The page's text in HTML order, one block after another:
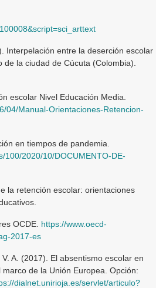
Interpelación entre la deserción escolar
la ciudad de Cúcuta (Colombia).
escolar Nivel Educación Media.
04/Manual-Orientaciones-Retencion-
en tiempos de pandemia.
100/2020/10/DOCUMENTO-DE-
la retención escolar: orientaciones
OCDE. https://www.oecd-
2017-es
A. (2017). El absentismo escolar en
de la Unión Europea. Opción:
dialnet.unirioja.es/servlet/articulo?